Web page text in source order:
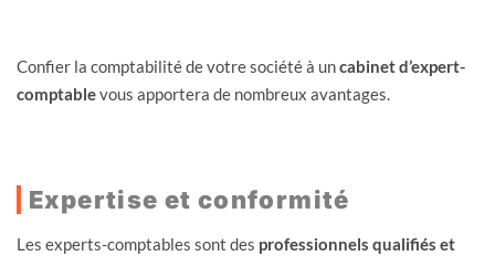
Confier la comptabilité de votre société à uncabinet d’expert-
comptablevous apportera de nombreux avantages.
Expertise et conformité
Les experts-comptables sont des professionnels qualifiés et